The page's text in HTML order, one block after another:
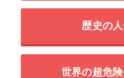
歴史の
世界の超危